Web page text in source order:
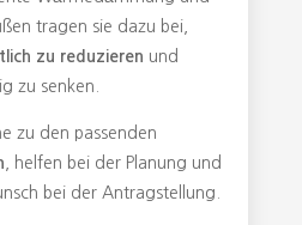
tragen sie dazu bei,
zu reduzieren und
zu senken.
zu den passenden
, helfen bei der Planung und
bei der Antragstellung.